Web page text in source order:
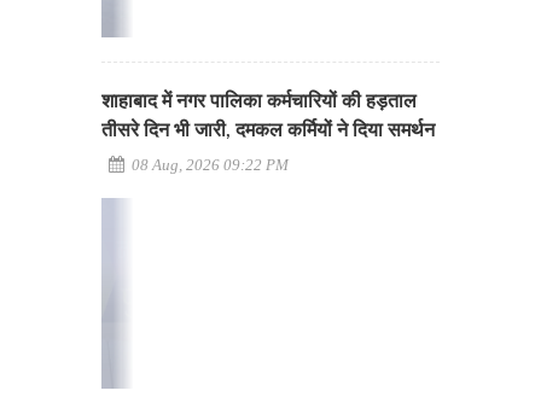
शाहाबाद में नगर पालिका कर्मचारियों की हड़ताल
तीसरे दिन भी जारी, दमकल कर्मियों ने दिया समर्थन
08 Aug, 2026 09:22 PM